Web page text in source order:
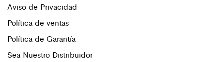
Aviso de Privacidad
Política de ventas
Política de Garantía
Sea Nuestro Distribuidor